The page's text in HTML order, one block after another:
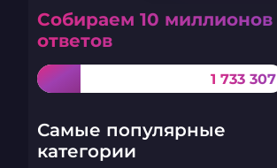
Собираем 10 миллионов
ответов
1 733 307
Самые популярные
категории